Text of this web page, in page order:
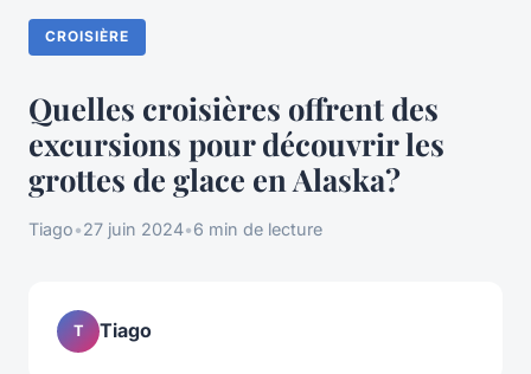
CROISIÈRE
Quelles croisières offrent des
excursions pour découvrir les
grottes de glace en Alaska?
Tiago•27 juin 2024•6 min de lecture
T Tiago